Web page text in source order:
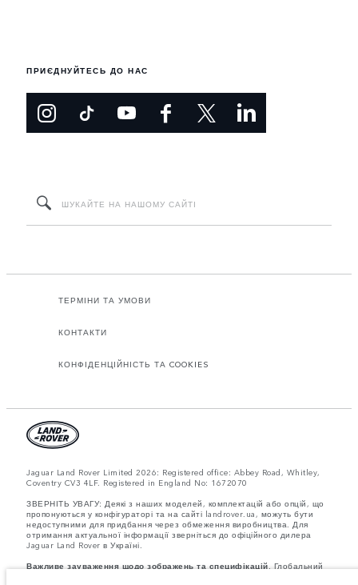
ПРИЄДНУЙТЕСЬ ДО НАС
ТЕРМІНИ ТА УМОВИ
КОНТАКТИ
КОНФІДЕНЦІЙНІСТЬ ТА COOKIES
Jaguar Land Rover Limited 2026: Registered office: Abbey Road, Whitley,
Coventry CV3 4LF. Registered in England No: 1672070
ЗВЕРНІТЬ УВАГУ: Деякі з наших моделей, комплектацій або опцій, що
пропонуються у конфігураторі та на сайті landrover.ua, можуть бути
недоступними для придбання через обмеження виробництва. Для
отримання актуальної інформації зверніться до офіційного дилера
Jaguar Land Rover в Україні.
Важливе зауваження щодо зображень та специфікацій.Глобальний